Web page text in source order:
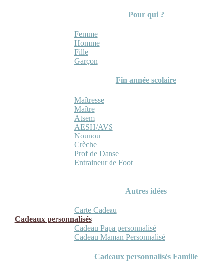
Pour qui ?
Femme
Homme
Fille
Garçon
Fin année scolaire
Maîtresse
Maître
Atsem
AESH/AVS
Nounou
Crèche
Prof de Danse
Entraineur de Foot
Autres idées
Carte Cadeau
Cadeaux personnalisés
Cadeau Papa personnalisé
Cadeau Maman Personnalisé
Cadeaux personnalisés Famille